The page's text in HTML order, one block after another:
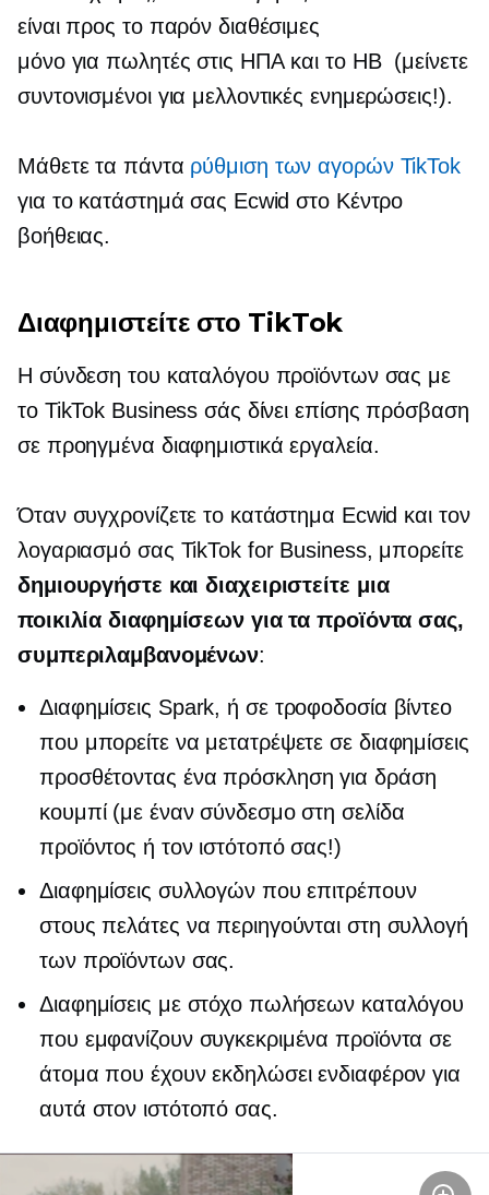
είναι προς το παρόν διαθέσιμες
μόνο για πωλητές στις ΗΠΑ και το ΗΒ (μείνετε
συντονισμένοι για μελλοντικές ενημερώσεις!).
Μάθετε τα πάντα ρύθμιση των αγορών TikTok
για το κατάστημά σας Ecwid στο Κέντρο
βοήθειας.
Διαφημιστείτε στο TikTok
Η σύνδεση του καταλόγου προϊόντων σας με
το TikTok Business σάς δίνει επίσης πρόσβαση
σε προηγμένα διαφημιστικά εργαλεία.
Όταν συγχρονίζετε το κατάστημα Ecwid και τον
λογαριασμό σας TikTok for Business, μπορείτε
δημιουργήστε και διαχειριστείτε μια
ποικιλία διαφημίσεων για τα προϊόντα σας,
συμπεριλαμβανομένων:
Διαφημίσεις Spark, ή σε τροφοδοσία βίντεο
που μπορείτε να μετατρέψετε σε διαφημίσεις
προσθέτοντας έναπρόσκληση για δράση
κουμπί (με έναν σύνδεσμο στη σελίδα
προϊόντος ή τον ιστότοπό σας!)
Διαφημίσεις συλλογών που επιτρέπουν
στους πελάτες να περιηγούνται στη συλλογή
των προϊόντων σας.
Διαφημίσεις με στόχο πωλήσεων καταλόγου
που εμφανίζουν συγκεκριμένα προϊόντα σε
άτομα που έχουν εκδηλώσει ενδιαφέρον για
αυτά στον ιστότοπό σας.